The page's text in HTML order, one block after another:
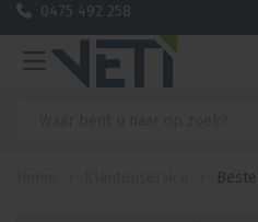
0475 492 258